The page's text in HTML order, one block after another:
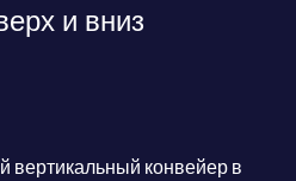
и вниз
вертикальный конвейер в